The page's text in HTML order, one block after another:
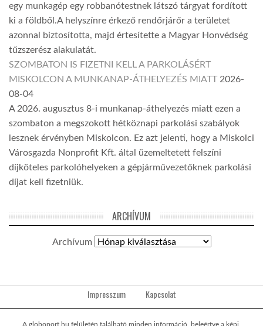
egy munkagép egy robbanótestnek látszó tárgyat fordított
ki a földből.A helyszínre érkező rendőrjárőr a területet
azonnal biztosította, majd értesítette a Magyar Honvédség
tűzszerész alakulatát.
SZOMBATON IS FIZETNI KELL A PARKOLÁSÉRT
MISKOLCON A MUNKANAP-ÁTHELYEZÉS MIATT 2026-
08-04
A 2026. augusztus 8-i munkanap-áthelyezés miatt ezen a
szombaton a megszokott hétköznapi parkolási szabályok
lesznek érvényben Miskolcon. Ez azt jelenti, hogy a Miskolci
Városgazda Nonprofit Kft. által üzemeltetett felszíni
díjköteles parkolóhelyeken a gépjárművezetőknek parkolási
díjat kell fizetniük.
ARCHÍVUM
Archívum
Impresszum Kapcsolat
A globoport.hu felületén található minden információ, beleértve a képi,